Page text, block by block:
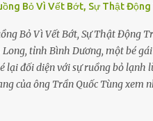
Bỏ Vì Vết Bớt, Sự Thật
Bỏ Vì Vết Bớt, Sự Thật Động
tỉnh Bình Dương, một bé
lại đối diện với sự ruồng bỏ
của ông Trần Quốc Tùng xem